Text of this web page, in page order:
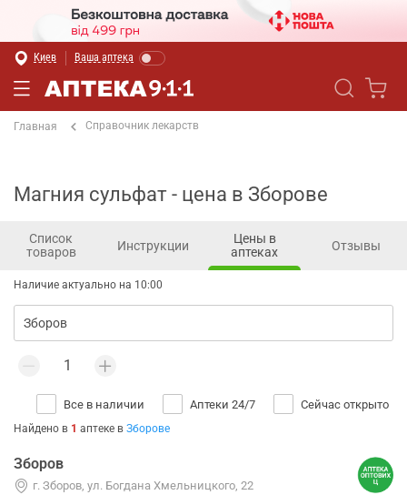
Киев Ваша аптека
Главная Справочник лекарств
Магния сульфат - цена в Зборове
Список
товаров
Инструкции
Цены в
аптеках
Отзывы
Наличие актуально на 10:00
Все в наличии Аптеки 24/7 Сейчас открыто
Найдено в 1 аптеке в Зборове
Зборов
г. Зборов, ул. Богдана Хмельницкого, 22